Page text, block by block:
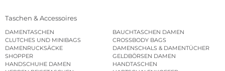
Taschen & Accessoires
DAMENTASCHEN
BAUCHTASCHEN DAMEN
CLUTCHES UND MINIBAGS
CROSSBODY BAGS
DAMENRUCKSÄCKE
DAMENSCHALS & DAMENTÜCHER
SHOPPER
GELDBÖRSEN DAMEN
HANDSCHUHE DAMEN
HANDTASCHEN